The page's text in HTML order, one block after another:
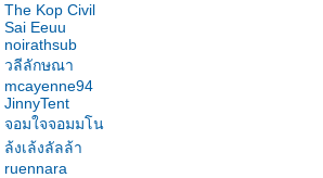
The Kop Civil
Sai Eeuu
noirathsub
วลีลักษณา
mcayenne94
JinnyTent
จอมใจจอมมโน
ล้งเล้งลัลล้า
ruennara